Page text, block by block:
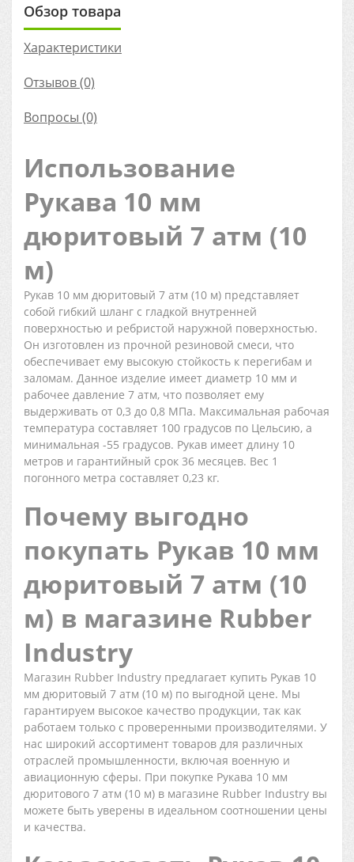
Обзор товара
Характеристики
Отзывов (0)
Вопросы (0)
Использование
Рукава 10 мм
дюритовый 7 атм (10
м)
Рукав 10 мм дюритовый 7 атм (10 м) представляет
собой гибкий шланг с гладкой внутренней
поверхностью и ребристой наружной поверхностью.
Он изготовлен из прочной резиновой смеси, что
обеспечивает ему высокую стойкость к перегибам и
заломам. Данное изделие имеет диаметр 10 мм и
рабочее давление 7 атм, что позволяет ему
выдерживать от 0,3 до 0,8 МПа. Максимальная рабочая
температура составляет 100 градусов по Цельсию, а
минимальная -55 градусов. Рукав имеет длину 10
метров и гарантийный срок 36 месяцев. Вес 1
погонного метра составляет 0,23 кг.
Почему выгодно
покупать Рукав 10 мм
дюритовый 7 атм (10
м) в магазине Rubber
Industry
Магазин Rubber Industry предлагает купить Рукав 10
мм дюритовый 7 атм (10 м) по выгодной цене. Мы
гарантируем высокое качество продукции, так как
работаем только с проверенными производителями. У
нас широкий ассортимент товаров для различных
отраслей промышленности, включая военную и
авиационную сферы. При покупке Рукава 10 мм
дюритового 7 атм (10 м) в магазине Rubber Industry вы
можете быть уверены в идеальном соотношении цены
и качества.